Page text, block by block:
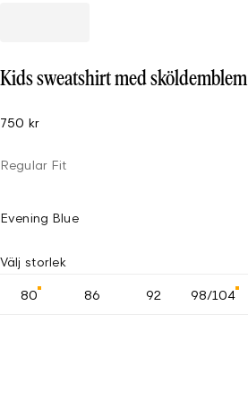
Kids sweatshirt med sköldemblem
750 kr
Regular Fit
Evening Blue
Välj storlek
80 86 92 98/104